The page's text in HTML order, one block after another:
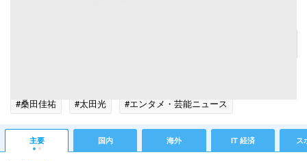
#桑田佳祐
#太田光 #エンタメ・芸能ニュース
主要 国内 海外 IT 経済 ス